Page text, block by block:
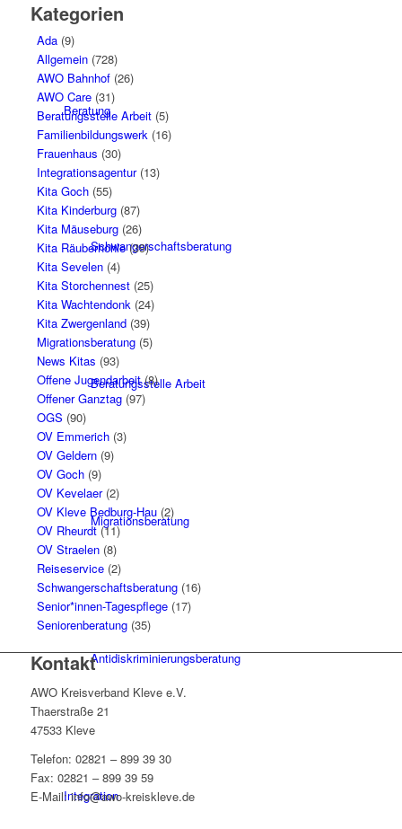
Beratung
Schwangerschaftsberatung
Beratungsstelle Arbeit
Migrationsberatung
Antidiskriminierungsberatung
Integration
Kategorien
Ada(9)
Allgemein(728)
AWO Bahnhof(26)
AWO Care(31)
Beratungsstelle Arbeit(5)
Familienbildungswerk(16)
Frauenhaus (30)
Integrationsagentur(13)
Kita Goch(55)
Kita Kinderburg(87)
Kita Mäuseburg(26)
Kita Räuberhöhle(39)
Kita Sevelen(4)
Kita Storchennest(25)
Kita Wachtendonk(24)
Kita Zwergenland(39)
Migrationsberatung(5)
News Kitas (93)
Offene Jugendarbeit(8)
Offener Ganztag(97)
OGS (90)
OV Emmerich(3)
OV Geldern(9)
OV Goch(9)
OV Kevelaer(2)
OV Kleve Bedburg-Hau(2)
OV Rheurdt(11)
OV Straelen(8)
Reiseservice(2)
Schwangerschaftsberatung(16)
Senior*innen-Tagespflege(17)
Seniorenberatung(35)
Kontakt
AWO Kreisverband Kleve e.V.
Thaerstraße 21
47533 Kleve
Telefon: 02821 – 899 39 30
Fax: 02821 – 899 39 59
E-Mail: info@awo-kreiskleve.de